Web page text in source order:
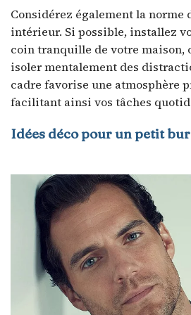
Considérez également la norme
intérieur. Si possible, installez
coin tranquille de votre maison,
isoler mentalement des
cadre favorise une atmosphère
facilitant ainsi vos tâches
Idées déco pour un petit